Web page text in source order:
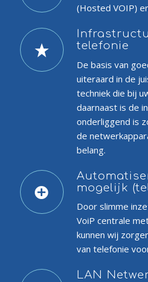
(Hosted VOIP)
telefonie
De basis van
uiteraard in de
techniek die bij
daarnaast is de
onderliggend is
de
belang.
mogelijk
Door slimme
VoiP centrale
kunnen wij
van telefonie
LAN